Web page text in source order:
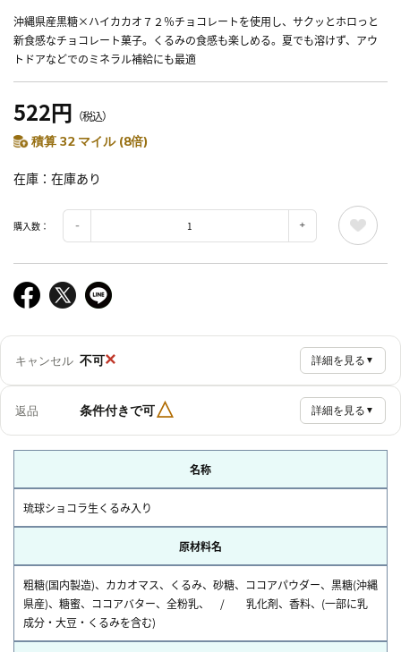
沖縄県産黒糖×ハイカカオ７２％チョコレートを使用し、サクッとホロっと
新食感なチョコレート菓子。くるみの食感も楽しめる。夏でも溶けず、アウ
トドアなどでのミネラル補給にも最適
522円 （税込）
積算 32 マイル (8倍)
在庫 在庫あり
購入数：
キャンセル 不可× 詳細を見る ▼
返品 条件付きで可△ 詳細を見る ▼
名称
琉球ショコラ生くるみ入り
原材料名
粗糖(国内製造)、カカオマス、くるみ、砂糖、ココアパウダー、黒糖(沖縄
県産)、糖蜜、ココアバター、全粉乳、 / 乳化剤、香料、(一部に乳
成分・大豆・くるみを含む)